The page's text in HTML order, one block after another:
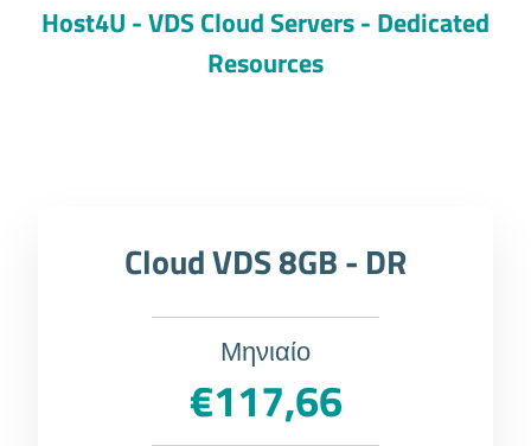
Host4U - VDS Cloud Servers - Dedicated
Resources
Cloud VDS 8GB - DR
Μηνιαίο
€117,66